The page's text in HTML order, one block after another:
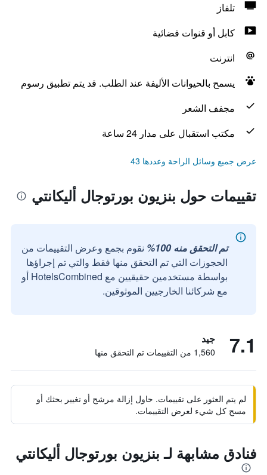
تلفاز
كابل أو قنوات فضائية
انترنت
يسمح بالحيوانات الأليفة عند الطلب. قد يتم تطبيق رسوم
مجفف الشعر
مكتب استقبال على مدار 24 ساعة
عرض جميع وسائل الراحة وعددها 43
تقييمات حول بنزيون بورتوجال أليكانتي
تم التحقق منه 100%
نقوم بجمع وعرض التقييمات من
الحجوزات التي تم التحقق منها فقط والتي تم إجراؤها
بواسطة مستخدمين حقيقيين مع HotelsCombined أو
مع شركائنا الخارجيين الموثوقين.
7.1 جيد
1,560 من التقييمات تم التحقق منها
لم يتم العثور على تقييمات. حاول إزالة مرشح أو تغيير بحثك أو
مسح كل شيء لعرض التقييمات.
فنادق مشابهة لـ بنزيون بورتوجال أليكانتي